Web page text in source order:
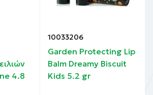
4.8
10033206
Garden Protecting Lip
Balm Dreamy Biscuit
Kids 5.2 gr